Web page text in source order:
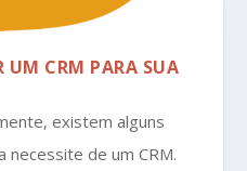
UM CRM PARA SUA
existem alguns
necessite de um CRM.